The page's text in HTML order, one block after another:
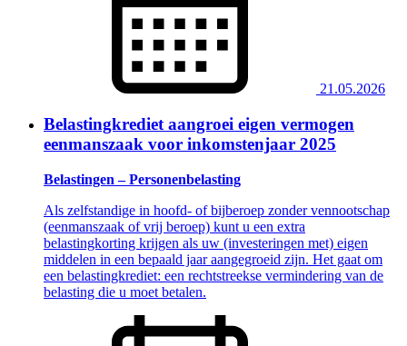
21.05.2026
Belastingkrediet aangroei eigen vermogen
eenmanszaak voor inkomstenjaar 2025
Belastingen – Personenbelasting
Als zelfstandige in hoofd- of bijberoep zonder vennootschap
(eenmanszaak of vrij beroep) kunt u een extra
belastingkorting krijgen als uw (investeringen met) eigen
middelen in een bepaald jaar aangegroeid zijn. Het gaat om
een belastingkrediet: een rechtstreekse vermindering van de
belasting die u moet betalen.